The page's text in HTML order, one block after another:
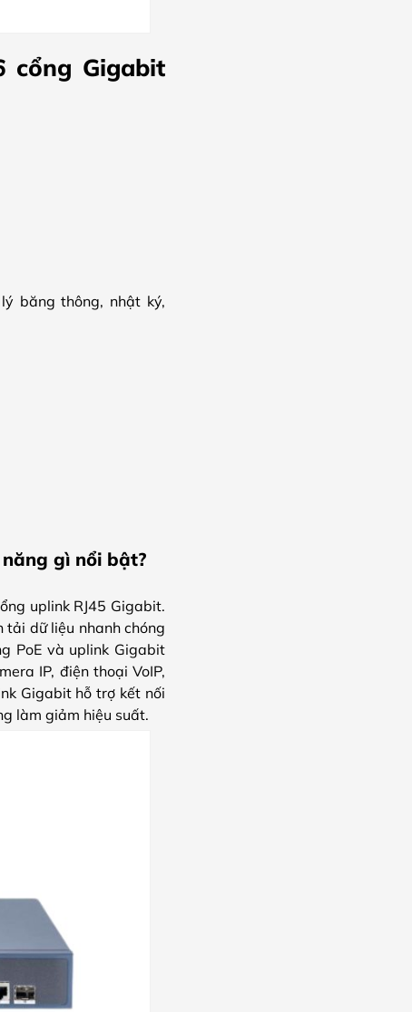
cổng Gigabit
băng thông, nhật ký,
gì nổi bật?
uplink RJ45 Gigabit.
dữ liệu nhanh chóng
PoE và uplink Gigabit
IP, điện thoại VoIP,
Gigabit hỗ trợ kết nối
làm giảm hiệu suất.